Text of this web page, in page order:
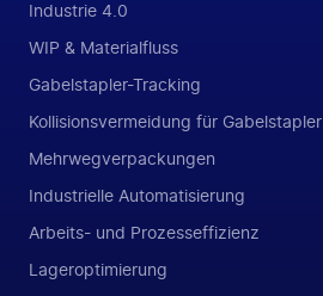
Industrie 4.0
WIP & Materialfluss
Gabelstapler-Tracking
Kollisionsvermeidung für Gabelstapler
Mehrwegverpackungen
Industrielle Automatisierung
Arbeits- und Prozesseffizienz
Lageroptimierung